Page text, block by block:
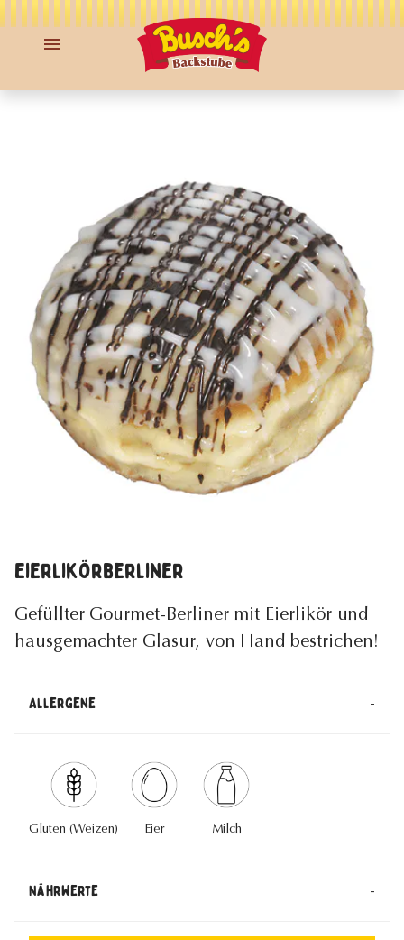
Eierlikörberliner
Gefüllter Gourmet-Berliner mit Eierlikör und
hausgemachter Glasur, von Hand bestrichen!
Allergene -
Gluten (Weizen) Eier Milch
Nährwerte -